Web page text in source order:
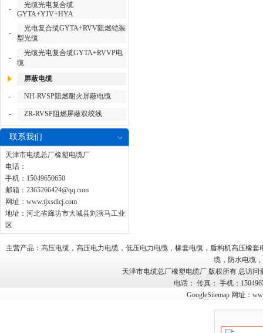
-
光缆光电复合缆
GYTA+YJV+HYA
-
光电复合缆GYTA+RVV阻燃铠装
型光缆
-
光缆光电复合缆GYTA+RVVP电
缆
屏蔽电缆
- NH-RVSP阻燃耐火屏蔽电缆
- ZR-RVSP阻燃屏蔽双绞线
联系我们
天津市电缆总厂橡塑电缆厂
电话：
手机：15049650650
邮箱： 2365266424@qq.com
网址： www.tjxsdlcj.com
地址：河北省廊坊市大城县刘演马工业
区
主营产品：高压电缆，高压电力电缆，低压电力电缆，橡套电缆，盾构机高压橡
缆，防水电缆
天津市电缆总厂橡塑电缆厂 版权所有 总访问
电话： 传真： 手机：
GoogleSitemap网址：